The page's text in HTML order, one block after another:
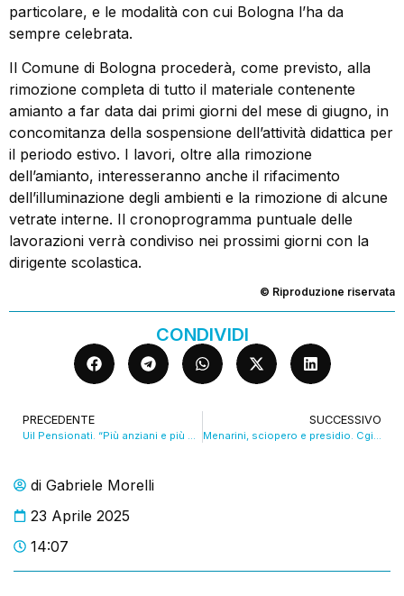
di Gabriele Morelli
23 Aprile 2025
14:07
particolare, e le modalità con cui Bologna l’ha da
sempre celebrata.
Il Comune di Bologna procederà, come previsto, alla
rimozione completa di tutto il materiale contenente
amianto a far data dai primi giorni del mese di giugno, in
concomitanza della sospensione dell’attività didattica per
il periodo estivo. I lavori, oltre alla rimozione
dell’amianto, interesseranno anche il rifacimento
dell’illuminazione degli ambienti e la rimozione di alcune
vetrate interne. Il cronoprogramma puntuale delle
lavorazioni verrà condiviso nei prossimi giorni con la
dirigente scolastica.
© Riproduzione riservata
CONDIVIDI
PRECEDENTE SUCCESSIVO